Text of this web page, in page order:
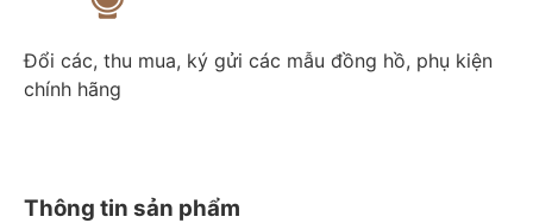
Đổi các, thu mua, ký gửi các mẫu đồng hồ, phụ kiện
chính hãng
Thông tin sản phẩm